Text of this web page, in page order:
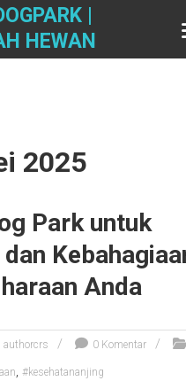
|
HEWAN
2025
Park untuk
Anda
authorcrs 0 Komentar
, #kesehatananjing